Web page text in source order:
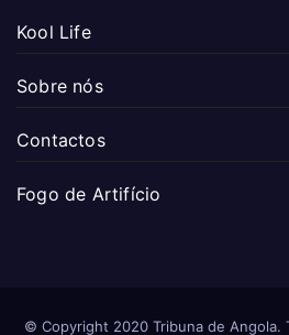
Kool Life
Sobre nós
Contactos
Fogo de Artifício
© Copyright 2020 Tribuna de Angola.